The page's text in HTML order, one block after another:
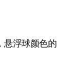
悬浮球颜色的